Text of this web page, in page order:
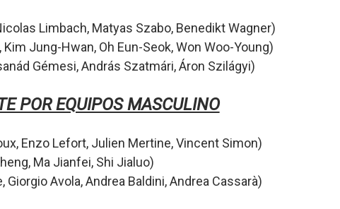
Limbach, Matyas Szabo, Benedikt Wagner)
Kim Jung-Hwan, Oh Eun-Seok,Won Woo-Young)
Gémesi,András Szatmári,Áron Szilágyi)
POR EQUIPOS MASCULINO
Enzo Lefort, Julien Mertine,Vincent Simon)
Ma Jianfei, Shi Jialuo)
Giorgio Avola,Andrea Baldini,Andrea Cassarà)